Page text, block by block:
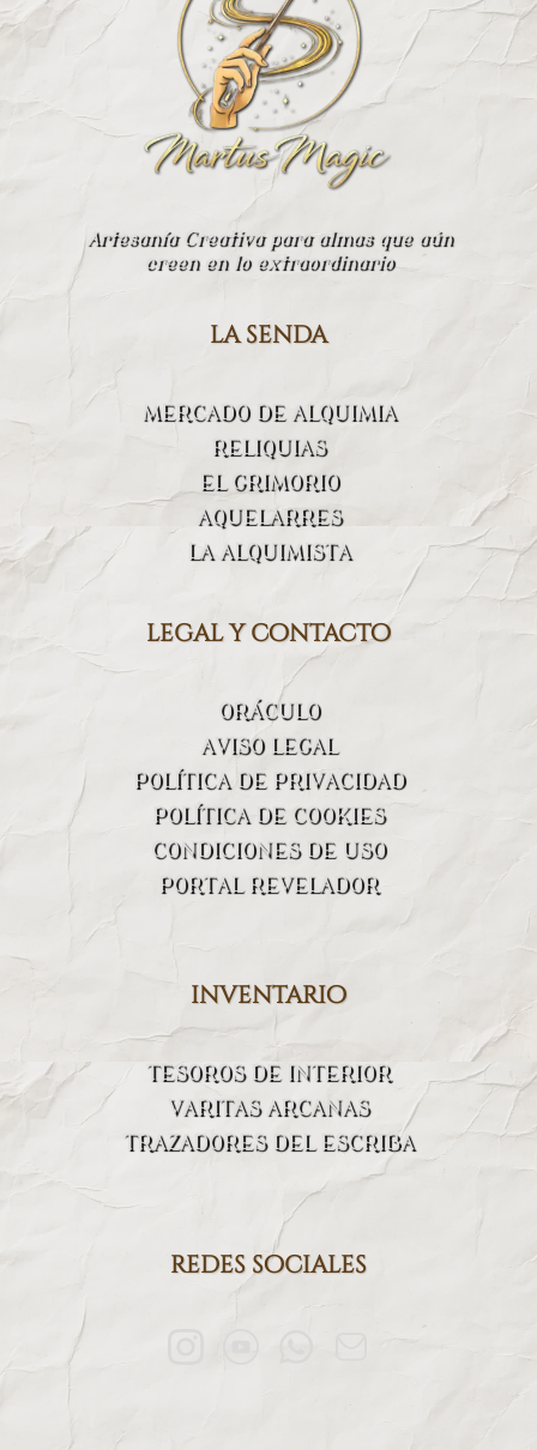
Artesanía Creativa para almas que aún
creen en lo extraordinario
la senda
MERCADO DE ALQUIMIA
RELIQUIAS
EL GRIMORIO
AQUELARRES
LA ALQUIMISTA
legal y contacto
ORÁCULO
AVISO LEGAL
POLÍTICA DE PRIVACIDAD
POLÍTICA DE COOKIES
CONDICIONES DE USO
PORTAL REVELADOR
inventario
TESOROS DE INTERIOR
VARITAS ARCANAS
TRAZADORES DEL ESCRIBA
redes sociales